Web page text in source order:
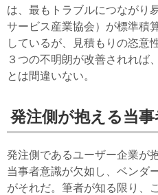
は、最もトラブルにつながり
サービス産業協会）が標準積
しているが、見積もりの恣意
３つの不明朗が改善されれば
とは間違いない。
発注側が抱える当
発注側であるユーザー企業が
当事者意識が欠如し、ベンダ
がそれだ。筆者が知る限り、